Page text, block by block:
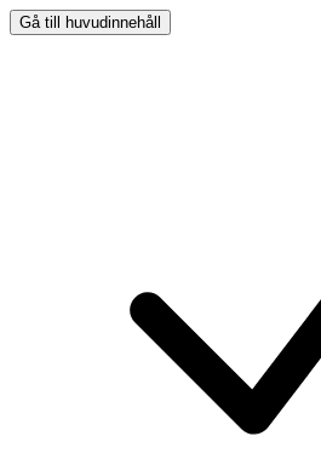
Gå till huvudinnehåll